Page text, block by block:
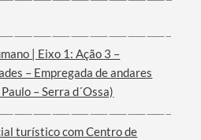
| Eixo 1: Ação 3 –
– Empregada de andares
– Serra d´Ossa)
turístico com Centro de